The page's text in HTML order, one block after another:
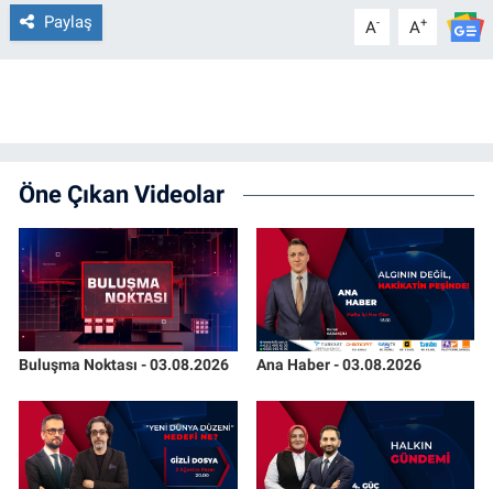
Paylaş A- A+
Öne Çıkan Videolar
Buluşma Noktası - 03.08.2026 Ana Haber - 03.08.2026